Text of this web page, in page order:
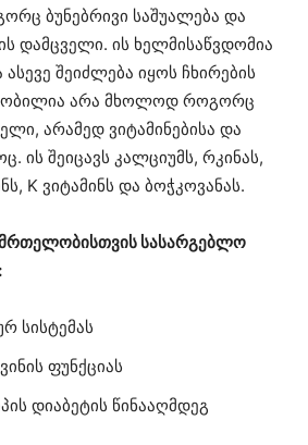
ბუნებრივი საშუალება და
დამცველი. ის ხელმისაწვდომია
შეიძლება იყოს ჩხირების
არა მხოლოდ როგორც
არამედ ვიტამინებისა და
ის შეიცავს კალციუმს, რკინას,
K ვიტამინს და ბოჭკოვანას.
სასარგებლო
სისტემას
ფუნქციას
დიაბეტის წინააღმდეგ